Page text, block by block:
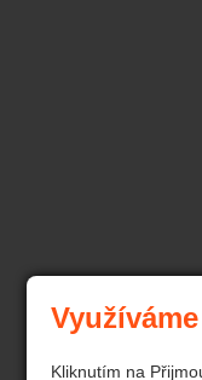
Kliknutím na